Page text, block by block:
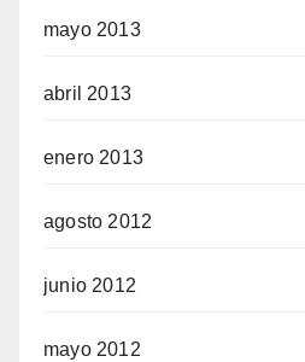
mayo 2013
abril 2013
enero 2013
agosto 2012
junio 2012
mayo 2012